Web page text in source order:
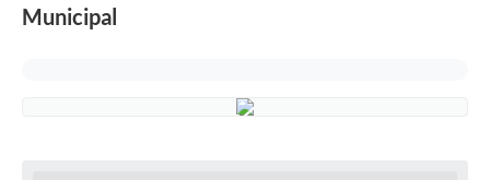
Municipal